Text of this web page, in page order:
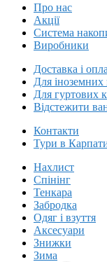
Про нас
Акції
Система
Виробники
Доставка і
Для іноземних
Для гуртових
Відстежити
Контакти
Тури в
Нахлист
Спінінг
Тенкара
Забродка
Одяг і взуття
Аксесуари
Знижки
Зима